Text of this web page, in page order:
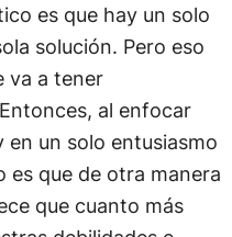
es que hay un solo
solución. Pero eso
va a tener
al enfocar
un solo entusiasmo
es que de otra manera
que cuanto más